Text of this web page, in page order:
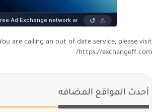
You are calling an out of date service, please visit
https://exchangeff.com/
أحدث المواقع المضافه